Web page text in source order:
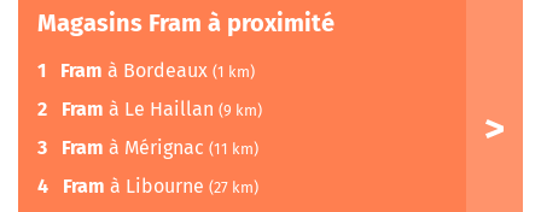
Magasins Fram à proximité
1 Fram à Bordeaux (1 km)
2 Fram à Le Haillan (9 km)
3 Fram à Mérignac (11 km)
4 Fram à Libourne (27 km)